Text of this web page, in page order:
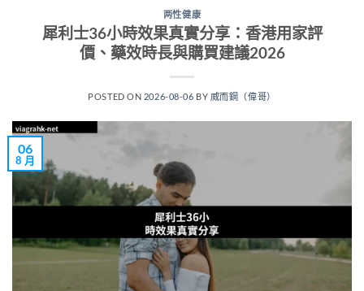
两性健康
犀利士36小時效果真實分享：香港用家評
價、藥效時長與購買建議2026
POSTED ON 2026-08-06 BY 威而鋼（偉哥）
06
8 月